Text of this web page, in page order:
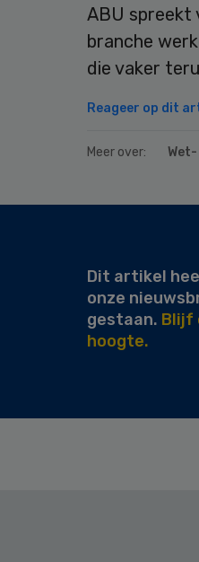
ABU spreekt
branche
die vaker
Reageer op dit
Meer over:
Dit artikel
onze
gestaan. Blijf
hoogte.